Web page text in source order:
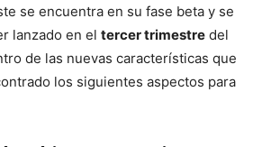
se encuentra en su fase beta y se
lanzado en el tercer trimestre del
de las nuevas características que
los siguientes aspectos para